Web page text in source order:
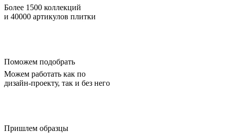
Более 1500 коллекций
и 40000 артикулов плитки
Поможем подобрать
Можем работать как по
дизайн-проекту, так и без него
Пришлем образцы